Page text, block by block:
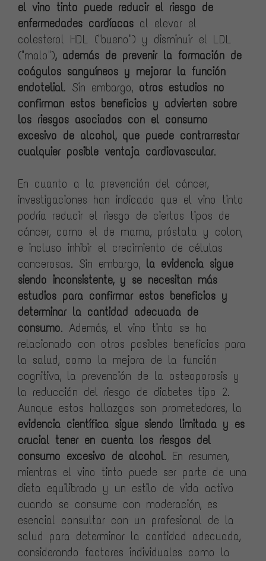
el vino tinto puede reducir el riesgo de
enfermedades cardíacas al elevar el
colesterol HDL ("bueno") y disminuir el LDL
("malo"), además de prevenir la formación de
coágulos sanguíneos y mejorar la función
endotelial. Sin embargo, otros estudios no
confirman estos beneficios y advierten sobre
los riesgos asociados con el consumo
excesivo de alcohol, que puede contrarrestar
cualquier posible ventaja cardiovascular.
En cuanto a la prevención del cáncer,
investigaciones han indicado que el vino tinto
podría reducir el riesgo de ciertos tipos de
cáncer, como el de mama, próstata y colon,
e incluso inhibir el crecimiento de células
cancerosas. Sin embargo, la evidencia sigue
siendo inconsistente, y se necesitan más
estudios para confirmar estos beneficios y
determinar la cantidad adecuada de
consumo. Además, el vino tinto se ha
relacionado con otros posibles beneficios para
la salud, como la mejora de la función
cognitiva, la prevención de la osteoporosis y
la reducción del riesgo de diabetes tipo 2.
Aunque estos hallazgos son prometedores, la
evidencia científica sigue siendo limitada y es
crucial tener en cuenta los riesgos del
consumo excesivo de alcohol. En resumen,
mientras el vino tinto puede ser parte de una
dieta equilibrada y un estilo de vida activo
cuando se consume con moderación, es
esencial consultar con un profesional de la
salud para determinar la cantidad adecuada,
considerando factores individuales como la